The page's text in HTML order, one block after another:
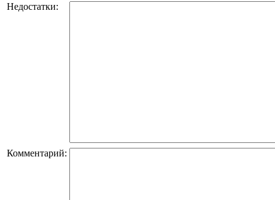
Недостатки:
Комментарий: